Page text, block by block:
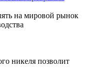
на мировой рынок
никеля позволит